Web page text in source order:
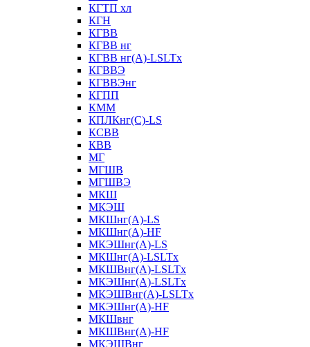
КГТП хл
КГН
КГВВ
КГВВ нг
КГВВ нг(А)-LSLTx
КГВВЭ
КГВВЭнг
КГПП
КММ
КПЛКнг(C)-LS
КСВВ
КВВ
МГ
МГШВ
МГШВЭ
МКШ
МКЭШ
МКШнг(А)-LS
МКШнг(А)-HF
МКЭШнг(А)-LS
МКШнг(А)-LSLTx
МКШВнг(A)-LSLTx
МКЭШнг(А)-LSLTx
МКЭШВнг(A)-LSLTx
МКЭШнг(А)-HF
МКШвнг
МКШВнг(А)-HF
МКЭШВнг